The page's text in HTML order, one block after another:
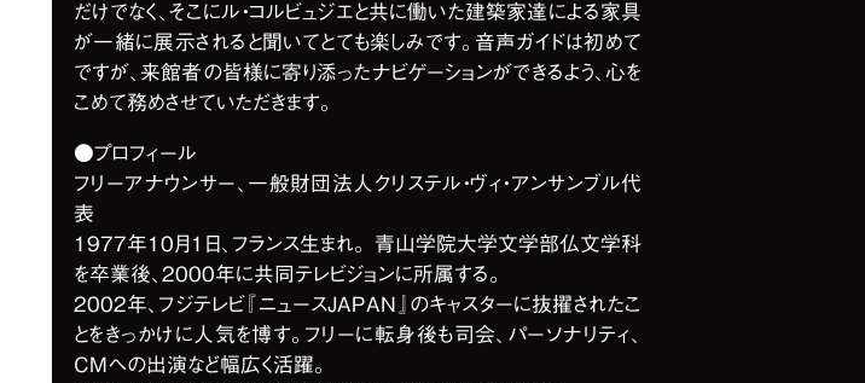
だけでなく、そこにル・コルビュジエと共に働いた建築家達による家具
が一緒に展示されると聞いてとても楽しみです。音声ガイドは初めて
ですが、来館者の皆様に寄り添ったナビゲーションができるよう、心を
こめて務めさせていただきます。
●プロフィール
フリーアナウンサー、一般財団法人クリステル・ヴィ・アンサンブル代
表
1977年10月1日、フランス生まれ。 青山学院大学文学部仏文学科
を卒業後、2000年に共同テレビジョンに所属する。
2002年、フジテレビ『ニュースJAPAN』のキャスターに抜擢されたこ
とをきっかけに人気を博す。フリーに転身後も司会、パーソナリティ、
CMへの出演など幅広く活躍。